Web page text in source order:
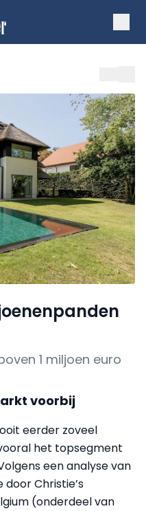
1 miljoen euro
voorbij
eerder zoveel
het topsegment
een analyse van
door Christie’s
(onderdeel van